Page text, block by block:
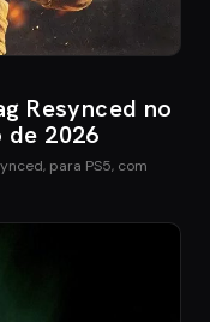
Resynced no
de 2026
para PS5, com